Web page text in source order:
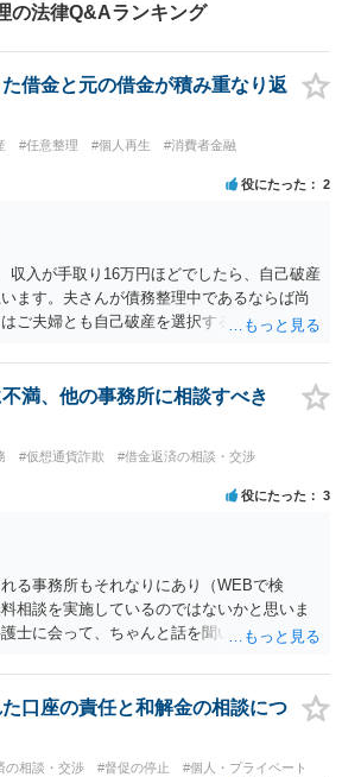
の法律Q&Aランキング
借金と元の借金が積み重なり返
#任意整理 #個人再生
#消費者金融
役にたった 2
収入が手取り16万円ほどでしたら、自己破産
ます。夫さんが債務整理中であるならば尚
ご夫婦とも自己破産を選択する方法もある
満、他の事務所に相談すべき
#仮想通貨詐欺
#借金返済の相談・交渉
役にたった 3
る事務所もそれなりにあり（WEBで検
相談を実施しているのではないかと思いま
士に会って、ちゃんと話を聞いてくれる
ていないようですので、御相談の案件につ
不足なのかもしれません。相手にしない方が
想通貨詐欺の被害回復は現実的には難しい
口座の責任と和解金の相談につ
の相談・交渉 #督促の停止 #個人・プライベート